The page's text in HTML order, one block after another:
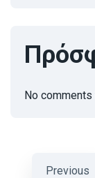
No comments
Previous